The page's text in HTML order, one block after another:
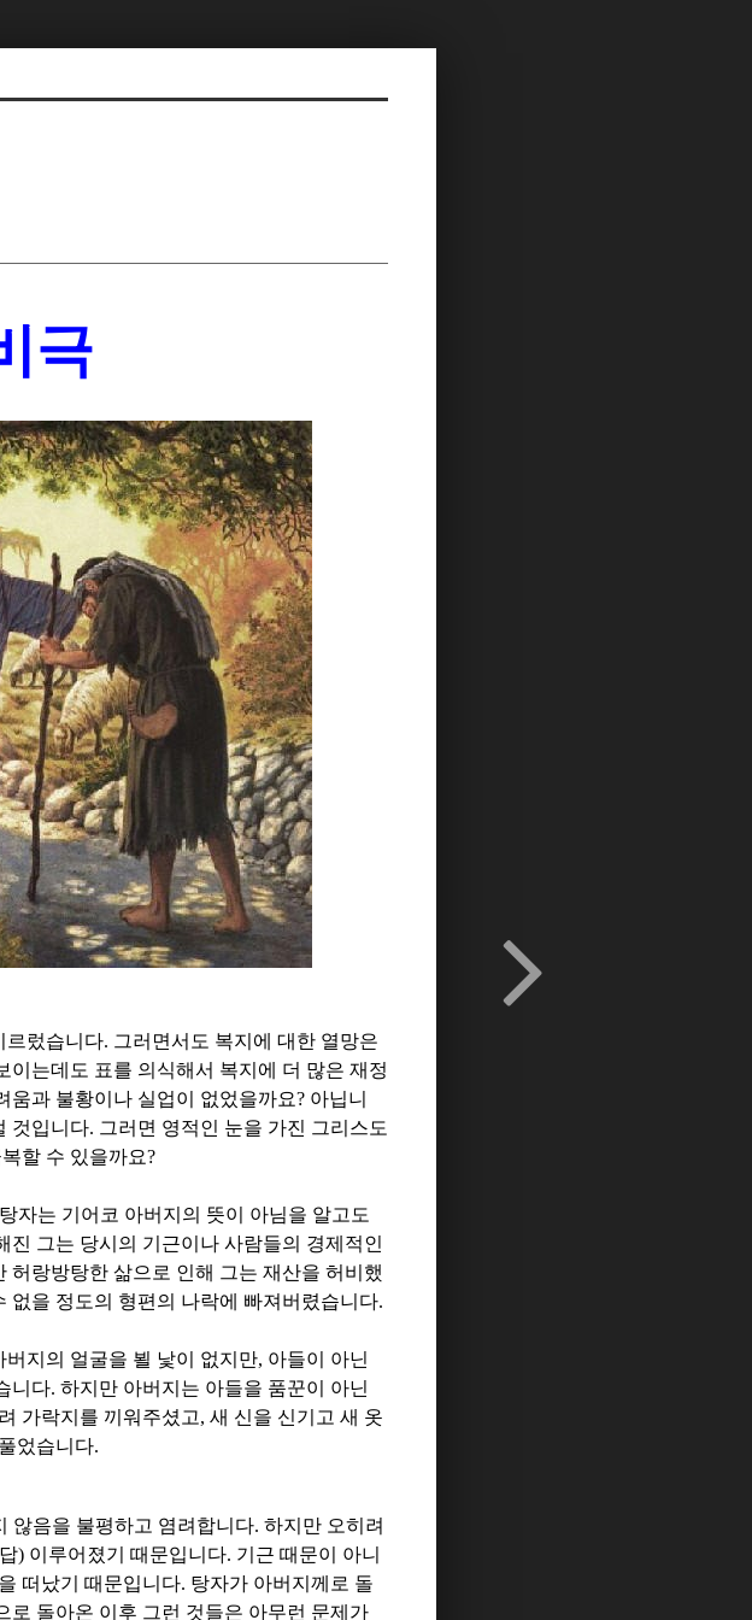
극
르렀습니다. 그러면서도 복지에 대한 열망은
이는데도 표를 의식해서 복지에 더 많은 재정
움과 불황이나 실업이 없었을까요? 아닙니
것입니다. 그러면 영적인 눈을 가진 그리스도
할 수 있을까요?
탕자는 기어코 아버지의 뜻이 아님을 알고도
진 그는 당시의 기근이나 사람들의 경제적인
허랑방탕한 삶으로 인해 그는 재산을 허비했
없을 정도의 형편의 나락에 빠져버렸습니다.
버지의 얼굴을 뵐 낯이 없지만, 아들이 아닌
니다. 하지만 아버지는 아들을 품꾼이 아닌
가락지를 끼워주셨고, 새 신을 신기고 새 옷
었습니다.
않음을 불평하고 염려합니다. 하지만 오히려
) 이루어졌기 때문입니다. 기근 때문이 아니
떠났기 때문입니다. 탕자가 아버지께로 돌
로 돌아온 이후 그런 것들은 아무런 문제가